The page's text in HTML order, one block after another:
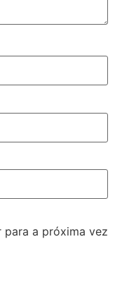
para a próxima vez